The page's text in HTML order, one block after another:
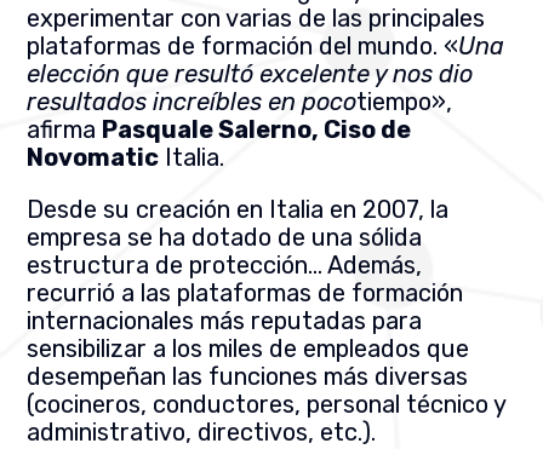
experimentar con varias de las principales
plataformas de formación del mundo. «Una
elección que resultó excelente y nos dio
resultados increíbles en pocotiempo»,
afirma Pasquale Salerno, Ciso de
Novomatic Italia.
Desde su creación en Italia en 2007, la
empresa se ha dotado de una sólida
estructura de protección…Además,
recurrió a las plataformas de formación
internacionales más reputadas para
sensibilizar a los miles de empleados que
desempeñan las funciones más diversas
(cocineros, conductores, personal técnico y
administrativo, directivos, etc.).